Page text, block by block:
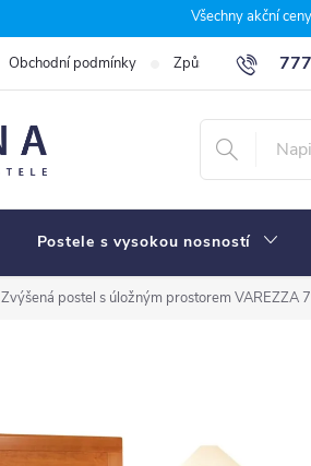
Všechny akční
Obchodní podmínky Způsoby a ceny
Postele s vysokou nosností
Zvýšená postel s úložným prostorem